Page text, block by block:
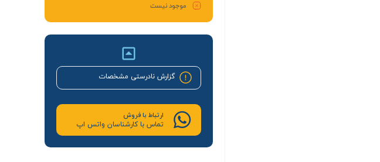
موجود نیست
گزارش نادرستی مشخصات
ارتباط با فروش
تماس با کارشناسان واتس اپ